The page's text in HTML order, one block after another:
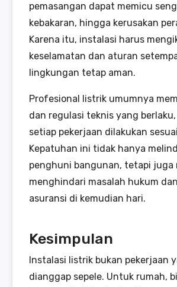
pemasangan dapat memicu
kebakaran, hingga kerusakan
Karena itu, instalasi harus
keselamatan dan aturan
lingkungan tetap aman.
Profesional listrik umumnya
dan regulasi teknis yang
setiap pekerjaan dilakukan
Kepatuhan ini tidak hanya
penghuni bangunan, tetapi juga
menghindari masalah hukum
asuransi di kemudian hari.
Kesimpulan
Instalasi listrik bukan pekerjaan
dianggap sepele. Untuk rumah,